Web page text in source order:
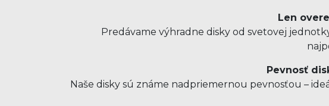
Len
Predávame výhradne disky od svetovej
Pevnosť
Naše disky sú známe nadpriemernou pevnosťou –